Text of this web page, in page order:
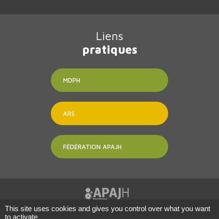
Liens
pratiques
MDPH
ARS
FÉDÉRATION APAJH
This site uses cookies and gives you control over what you want
to activate